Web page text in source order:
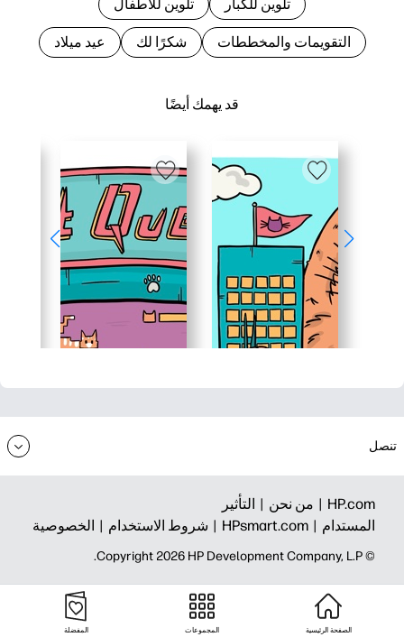
قد يهمك أيضًا
تلوين للكبار تلوين للأطفال
التقويمات والمخططات شكرًا لك عيد ميلاد
تنصل
HP.com | من نحن | التأثير
المستدام | HPsmart.com | شروط الاستخدام | الخصوصية
© Copyright 2026 HP Development Company, L.P.
الصفحة الرئيسية المجموعات المفضلة